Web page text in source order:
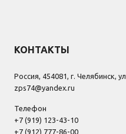
КОНТАКТЫ
Россия, 454081, г. Челябинск,
zps74@yandex.ru
Телефон
+7 (919) 123-43-10
+7 (912) 777-86-00